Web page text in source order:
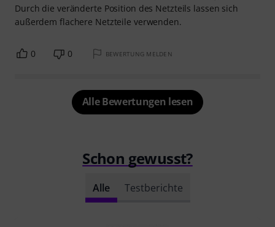
Durch die veränderte Position des Netzteils lassen sich
außerdem flachere Netzteile verwenden.
0 0 BEWERTUNG MELDEN
Alle Bewertungen lesen
Schon gewusst?
Alle Testberichte